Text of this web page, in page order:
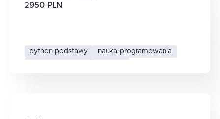
2950 PLN
python-podstawy
nauka-programowania